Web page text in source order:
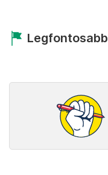
Legfontosabb